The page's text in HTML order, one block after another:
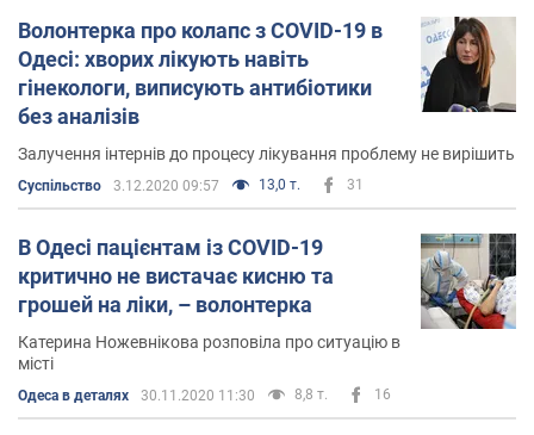
Волонтерка про колапс з COVID-19 в
Одесі: хворих лікують навіть
гінекологи, виписують антибіотики
без аналізів
Залучення інтернів до процесу лікування проблему не вирішить
Суспільство 3.12.2020 09:57 13,0 т. 31
В Одесі пацієнтам із COVID-19
критично не вистачає кисню та
грошей на ліки, – волонтерка
Катерина Ножевнікова розповіла про ситуацію в
місті
Одеса в деталях 30.11.2020 11:30 8,8 т. 16